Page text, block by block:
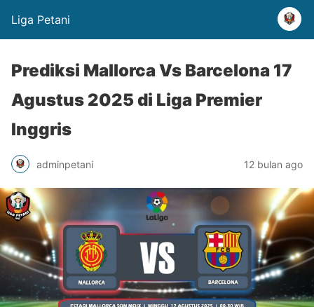
Liga Petani
Prediksi Mallorca Vs Barcelona 17
Agustus 2025 di Liga Premier
Inggris
adminpetani 12 bulan ago